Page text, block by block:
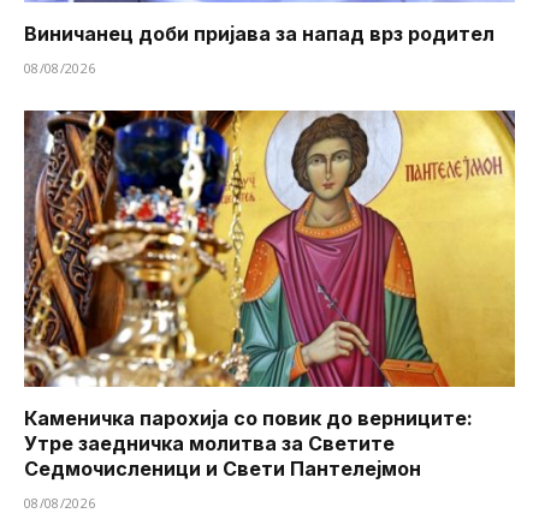
Виничанец доби пријава за напад врз родител
08/08/2026
Каменичка парохија со повик до верниците:
Утре заедничка молитва за Светите
Седмочисленици и Свети Пантелејмон
08/08/2026